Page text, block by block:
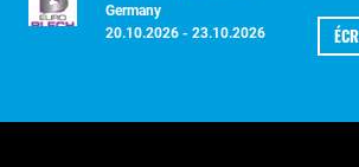
Germany
20.10.2026 - 23.10.2026